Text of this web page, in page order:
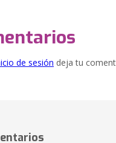
de sesión deja tu